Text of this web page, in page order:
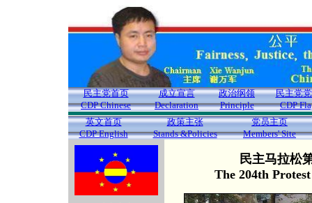
民主党首页
CDP Chinese
成立宣言
Declaration
政治纲领
Principle
民主党
CDP
英文首页
CDP English
政策主张
Stands &Policies
党员主页
Members' Site
民主马拉松
The 204th